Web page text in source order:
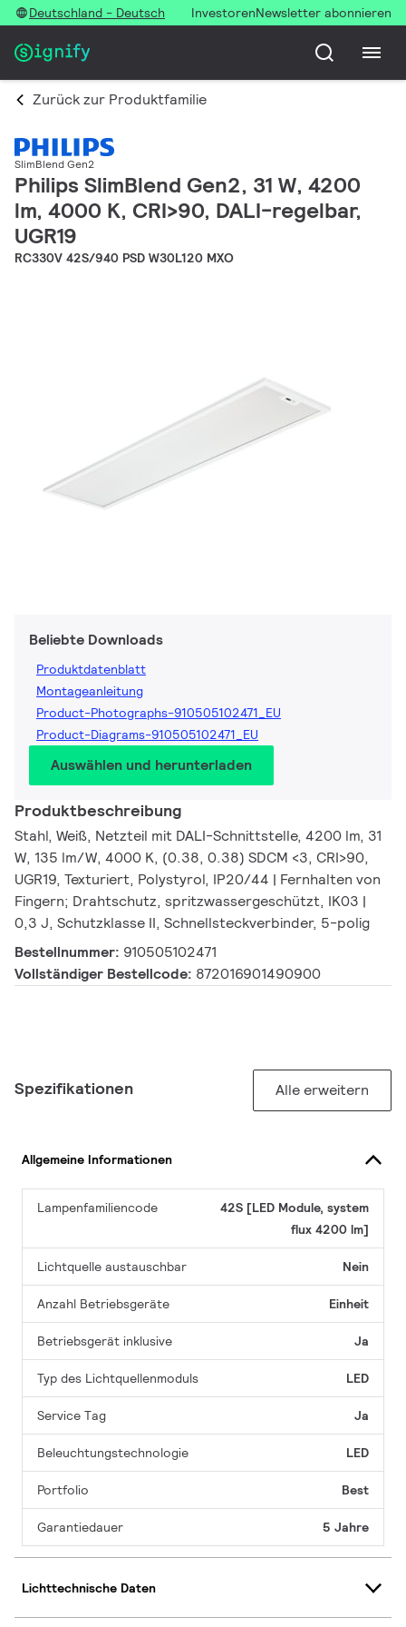
Deutschland - Deutsch InvestorenNewsletter abonnieren
Zurück zur Produktfamilie
SlimBlend Gen2
Philips SlimBlend Gen2, 31 W, 4200
lm, 4000 K, CRI>90, DALI-regelbar,
UGR19
RC330V 42S/940 PSD W30L120 MXO
Beliebte Downloads
Produktdatenblatt
Montageanleitung
Product-Photographs-910505102471_EU
Product-Diagrams-910505102471_EU
Auswählen und herunterladen
Produktbeschreibung
Stahl, Weiß, Netzteil mit DALI-Schnittstelle, 4200 lm, 31
W, 135 lm/W, 4000 K, (0.38, 0.38) SDCM <3, CRI>90,
UGR19, Texturiert, Polystyrol, IP20/44 | Fernhalten von
Fingern; Drahtschutz, spritzwassergeschützt, IK03 |
0,3 J, Schutzklasse II, Schnellsteckverbinder, 5-polig
Bestellnummer: 910505102471
Vollständiger Bestellcode: 872016901490900
Spezifikationen Alle erweitern
Allgemeine Informationen
Lampenfamiliencode
42S [LED Module, system
flux 4200 lm]
Lichtquelle austauschbar Nein
Anzahl Betriebsgeräte Einheit
Betriebsgerät inklusive Ja
Typ des Lichtquellenmoduls LED
Service Tag Ja
Beleuchtungstechnologie LED
Portfolio Best
Garantiedauer 5 Jahre
Lichttechnische Daten